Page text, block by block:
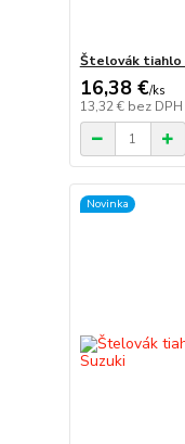
Štelovák tiahlo
16,38 €/ks
13,32 € bez DPH
Novinka